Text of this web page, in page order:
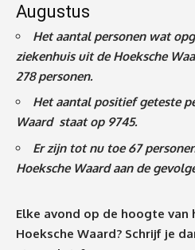
Augustus
Het aantal personen wat
ziekenhuis uit de Hoeksche
278personen.
Het aantal positief geteste
Waard staat op 9745.
Er zijn tot nu toe 67
Hoeksche Waard aan de
Elke avond op de hoogte
Hoeksche Waard? Schrijf je